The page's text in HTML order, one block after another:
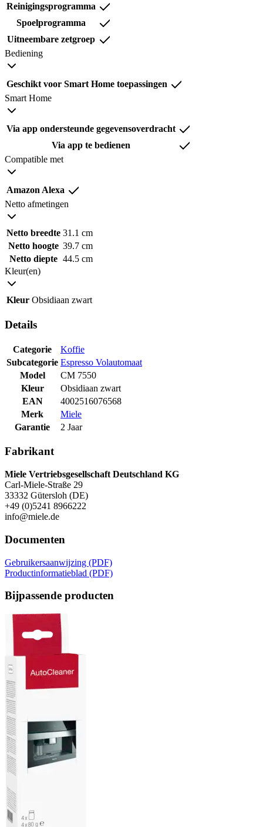
Reinigingsprogramma
Spoelprogramma
Uitneembare zetgroep
Bediening
Geschikt voor Smart Home toepassingen
Smart Home
Via app ondersteunde gegevensoverdracht
Via app te bedienen
Compatible met
Amazon Alexa
Netto afmetingen
Netto breedte 31.1 cm
Netto hoogte 39.7 cm
Netto diepte 44.5 cm
Kleur(en)
Kleur Obsidiaan zwart
Details
Categorie
Koffie
Subcategorie Espresso Volautomaat
Model
CM 7550
Kleur
Obsidiaan zwart
EAN
4002516076568
Merk
Miele
Garantie
2 Jaar
Fabrikant
Miele Vertriebsgesellschaft Deutschland KG
Carl-Miele-Straße 29
33332 Gütersloh (DE)
+49 (0)5241 8966222
info@miele.de
Documenten
Gebruikersaanwijzing (PDF)
Productinformatieblad (PDF)
Bijpassende producten